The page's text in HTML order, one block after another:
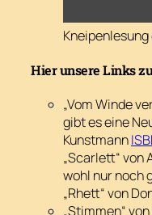
Kneipenlesung
Hier unsere Links
„Vom Winde
gibt es eine
Kunstmann
„Scarlett“ von
wohl nur noch
„Rhett“ von
„Stimmen“